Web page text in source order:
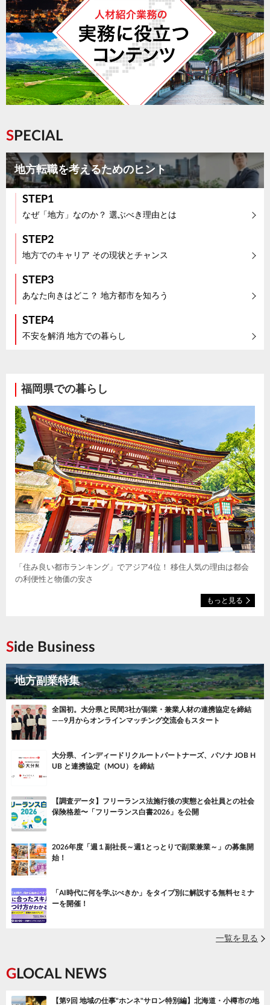
SPECIAL
地方転職を考えるためのヒント
STEP1
なぜ「地方」なのか？ 選ぶべき理由とは
STEP2
地方でのキャリア その現状とチャンス
STEP3
あなた向きはどこ？ 地方都市を知ろう
STEP4
不安を解消 地方での暮らし
福岡県での暮らし
「住み良い都市ランキング」でアジア4位！ 移住人気の理由は都会
の利便性と物価の安さ
もっと見る
Side Business
地方副業特集
全国初。大分県と民間3社が副業・兼業人材の連携協定を締結
——9月からオンラインマッチング交流会もスタート
大分県、インディードリクルートパートナーズ、パソナ JOB H
UB と連携協定（MOU）を締結
【調査データ】フリーランス法施行後の実態と会社員との社会
保険格差〜「フリーランス白書2026」を公開
2026年度「週１副社長～週1とっとりで副業兼業～」の募集開
始！
「AI時代に何を学ぶべきか」をタイプ別に解説する無料セミナ
ーを開催！
一覧を見る
GLOCAL NEWS
【第9回 地域の仕事"ホンネ"サロン特別編】北海道・小樽市の地